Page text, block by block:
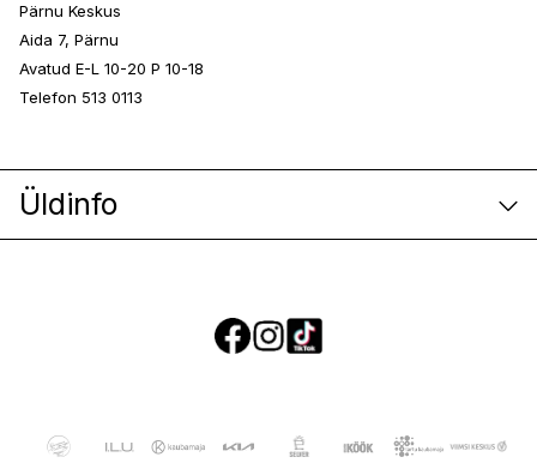
Pärnu Keskus
Aida 7, Pärnu
Avatud E-L 10-20 P 10-18
Telefon 513 0113
Üldinfo